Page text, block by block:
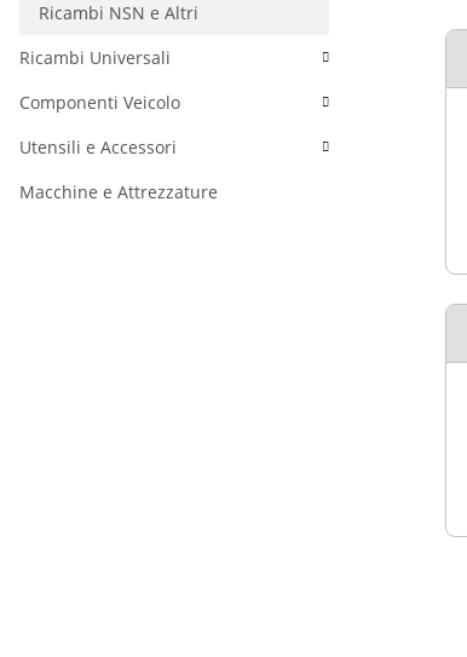
Ricambi NSN e Altri
Ricambi Universali
Componenti Veicolo
Utensili e Accessori
Macchine e Attrezzature